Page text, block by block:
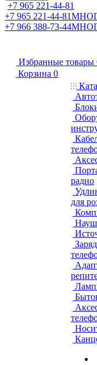
+7 965 221-44-81
+7 965 221-44-81
+7 966 388-73-44
Избранные товары
Корзина 0
радио
для